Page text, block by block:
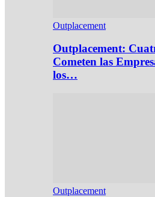
Outplacement
Outplacement:
Cometen las
los…
Outplacement